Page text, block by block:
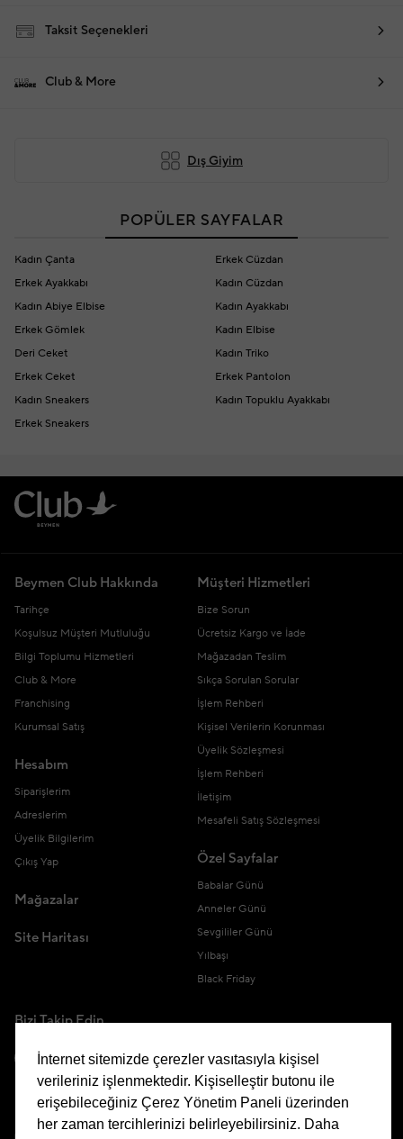
Taksit Seçenekleri
Club & More
Dış Giyim
POPÜLER SAYFALAR
Kadın Çanta
Erkek Cüzdan
Erkek Ayakkabı
Kadın Cüzdan
Kadın Abiye Elbise
Kadın Ayakkabı
Erkek Gömlek
Kadın Elbise
Deri Ceket
Kadın Triko
Erkek Ceket
Erkek Pantolon
Kadın Sneakers
Kadın Topuklu Ayakkabı
Erkek Sneakers
Beymen Club Hakkında
Tarihçe
Koşulsuz Müşteri Mutluluğu
Bilgi Toplumu Hizmetleri
Club & More
Franchising
Kurumsal Satış
Hesabım
Siparişlerim
Adreslerim
Üyelik Bilgilerim
Çıkış Yap
Mağazalar
Site Haritası
Müşteri Hizmetleri
Bize Sorun
Ücretsiz Kargo ve İade
Mağazadan Teslim
Sıkça Sorulan Sorular
İşlem Rehberi
Kişisel Verilerin Korunması
Üyelik Sözleşmesi
İşlem Rehberi
İletişim
Mesafeli Satış Sözleşmesi
Özel Sayfalar
Babalar Günü
Anneler Günü
Sevgililer Günü
Yılbaşı
Black Friday
Bizi Takip Edin
Uygulamamızı İndirin
İnternet sitemizde çerezler vasıtasıyla kişisel
verileriniz işlenmektedir. Kişiselleştir butonu ile
erişebileceğiniz Çerez Yönetim Paneli üzerinden
her zaman tercihlerinizi belirleyebilirsiniz. Daha